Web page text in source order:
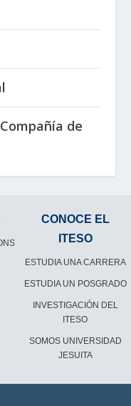
de
CONOCE EL
ITESO
ESTUDIA UNA CARRERA
ESTUDIA UN POSGRADO
INVESTIGACIÓN DEL
ITESO
SOMOS UNIVERSIDAD
JESUITA